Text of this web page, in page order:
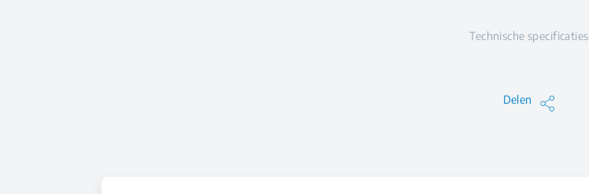
Technische specificaties
Delen